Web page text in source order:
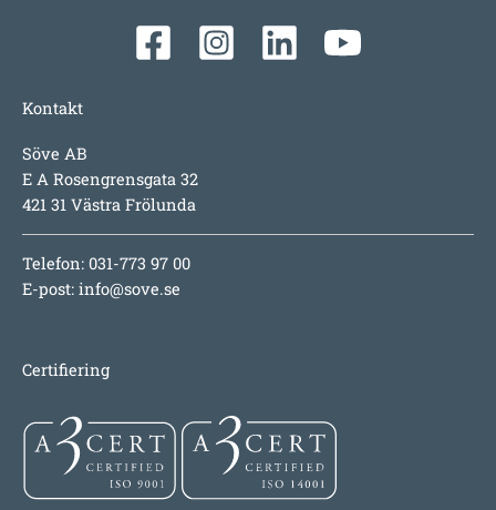
Kontakt
Söve AB
E A Rosengrensgata 32
421 31 Västra Frölunda
Telefon: 031-773 97 00
E-post: info@sove.se
Certifiering